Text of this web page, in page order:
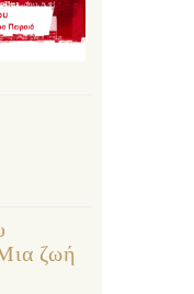
ζωή